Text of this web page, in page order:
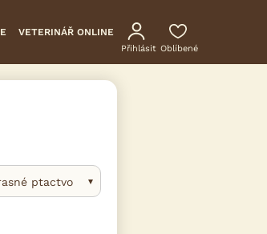
VETERINÁŘ ONLINE
Přihlásit Oblíbené
ptactvo